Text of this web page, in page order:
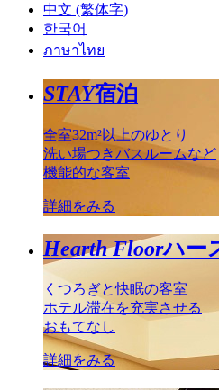
中文 (繁体字)
한국어
ภาษาไทย
STAY宿泊
全室32m²以上のゆとり
洗い場つきバスルームなど
機能的な客室
詳細をみる
Hearth Floorハー
くつろぎと快眠の客室
ホテル滞在を充実させる
おもてなし
詳細をみる